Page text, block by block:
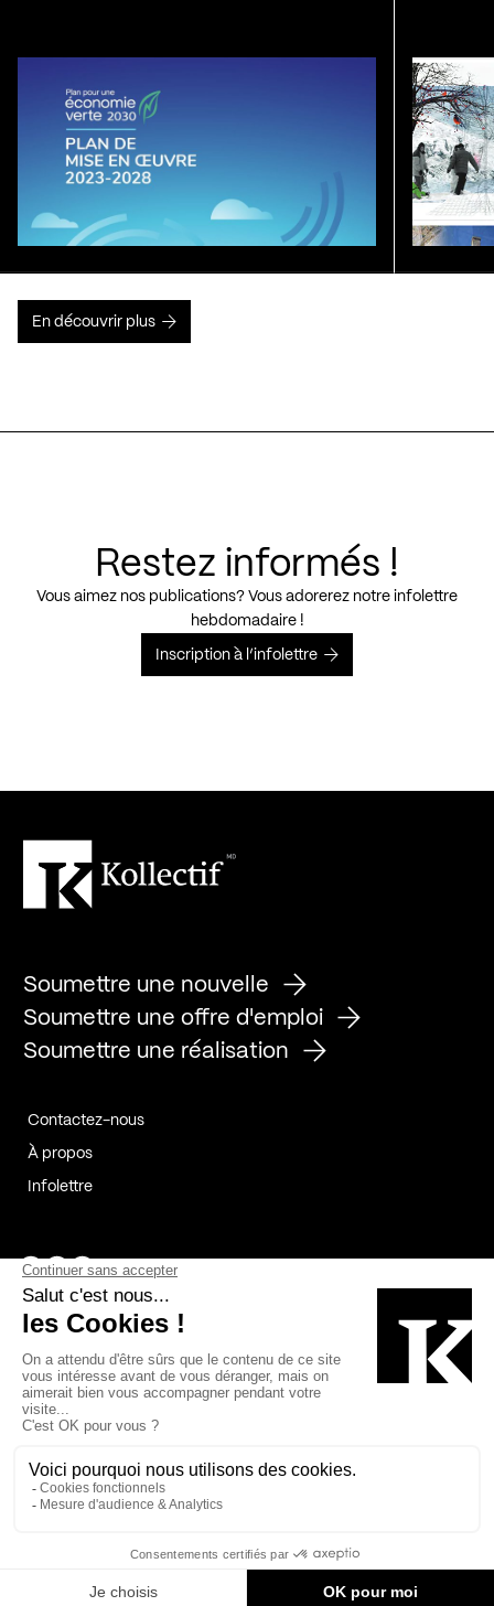
En découvrir plus
Restez informés !
Vous aimez nos publications? Vous adorerez notre infolettre
hebdomadaire !
Inscription à l’infolettre
Soumettre une nouvelle
Soumettre une offre d'emploi
Soumettre une réalisation
Contactez-nous
À propos
Infolettre
Page Facebook de Kollectif
Page Instagram de Kollectif
Page Linkedin de Kollectif
Bâtiment-Durable-Québec-1
Esquisses-1
MP-1 v2com-1
Cookies